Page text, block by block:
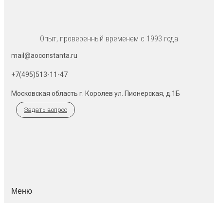
Опыт, проверенный временем с 1993 года
mail@aoconstanta.ru
+7(495)513-11-47
Московская область г. Королев ул. Пионерская, д.1Б
Задать вопрос
Меню